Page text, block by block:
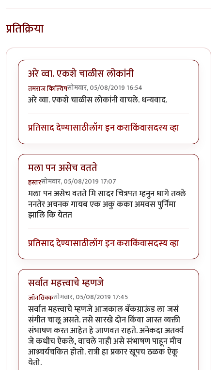
प्रतिक्रिया
अरे व्वा. एकशे चाळीस लोकांनी
तमराज किल्विषसोमवार, 05/08/2019 16:54
अरे व्वा. एकशे चाळीस लोकांनी वाचले. धन्यवाद.
प्रतिसाद देण्यासाठीलॉग इन कराकिंवासदस्य व्हा
मला पन असेच वतते
हस्तरसोमवार, 05/08/2019 17:07
मला पन असेच वतते मि सादर चित्रपत म्हनुन धागे तक्ले
ननतेर अचनक गायब एक अकु कका अमवस पुर्निमा
झालि कि येतत
प्रतिसाद देण्यासाठीलॉग इन कराकिंवासदस्य व्हा
सर्वात महत्त्वाचे म्हणजे
जॉनविक्कसोमवार, 05/08/2019 17:45
सर्वात महत्त्वाचे म्हणजे आजकाल बॅकग्राऊंड ला जसं
संगीत चालू असते. तसे सारखे दोन किंवा जास्त व्यक्ती
संभाषण करत आहेत हे जाणवत राहते. अनेकदा अतर्क्य
जे कधीच ऐकले, वाचले नाही असे संभाषण पाहून मीच
आश्र्चर्यचकित होतो. रात्री हा प्रकार खूपच ठळक ऐकू
येतो.